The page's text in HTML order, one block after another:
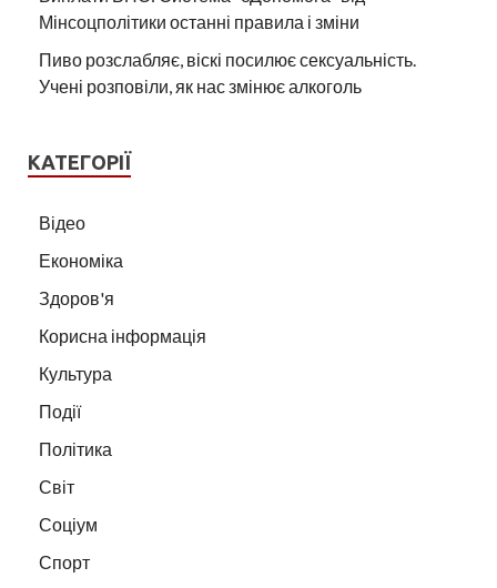
Мінсоцполітики останні правила і зміни
Пиво розслабляє, віскі посилює сексуальність.
Учені розповіли, як нас змінює алкоголь
КАТЕГОРІЇ
Відео
Економіка
Здоров'я
Корисна інформація
Культура
Події
Політика
Світ
Соціум
Спорт